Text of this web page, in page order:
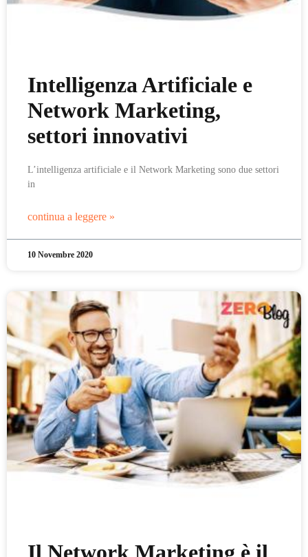
Intelligenza Artificiale e
Network Marketing,
settori innovativi
L’intelligenza artificiale e il Network Marketing sono due settori
in
continua a leggere »
10 Novembre 2020